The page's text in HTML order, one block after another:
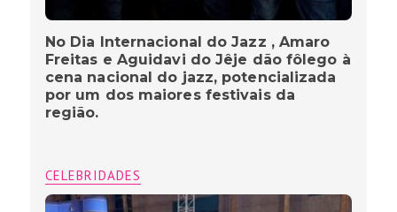
No Dia Internacional do Jazz , Amaro
Freitas e Aguidavi do Jêje dão fôlego à
cena nacional do jazz, potencializada
por um dos maiores festivais da
região.
CELEBRIDADES